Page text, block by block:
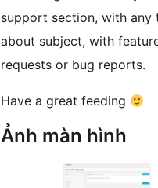
support section, with any
about subject, with
requests or bug reports.
Have a great feeding
Ảnh màn hình